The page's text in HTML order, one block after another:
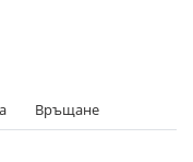
Връщане